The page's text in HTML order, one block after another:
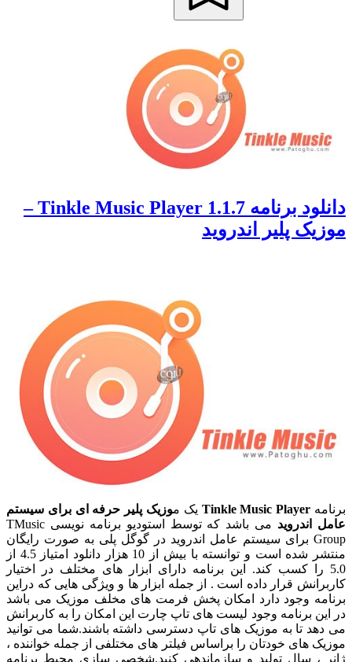
دانلود برنامه 1.1.7 Tinkle Music Player –
موزیک پلیر اندروید
برنامه Tinkle Music Player یک موزیک پلیر حرفه ای برای سیستم
عامل اندروید
می باشد که توسط استودیو برنامه نویسی TMusic
Group برای سیستم عامل اندروید در گوگل پلی به صورت رایگان
منتشر شده است و توانسته با بیش از 10 هزار دانلود امتیاز 4.5 از
5.0 را کسب کند. این برنامه دارای ابزار های مختلف در اختیار
کاربرانش قرار داده است . از جمله ابزار ها و ویژگی هایی که دراین
برنامه وجود دارد امکان پخش فرمت های مخلف موزیک می باشد
در این برنامه وجود لیست های تاپ چارت این امکان را به کاربرانش
می دهد تا به موزیک های تاپ دسترسی داشته باشند.شما می توانید
موزیک های خودتان را براساس فیلتر های مختلفی از جمله خواننده ،
ژانر ، سال تولید و سازماندهی کنید.شخصی سازی محیط برنامه